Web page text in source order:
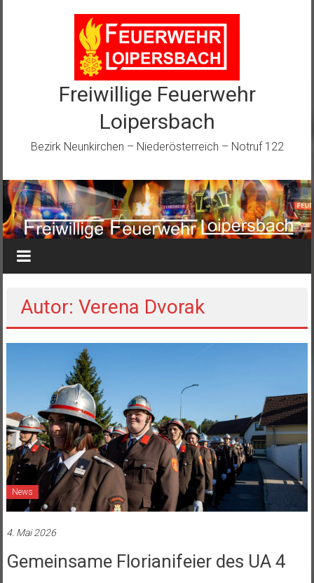
Freiwillige Feuerwehr
Loipersbach
Bezirk Neunkirchen – Niederösterreich – Notruf 122
Autor: Verena Dvorak
News
4. Mai 2026
Gemeinsame Florianifeier des UA 4